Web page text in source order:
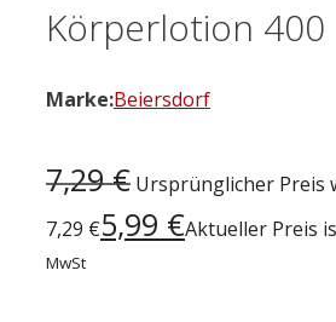
Körperlotion 400
Marke:Beiersdorf
7,29€ Ursprünglicher Preis
7,29 €5,99 €Aktueller Preis
MwSt